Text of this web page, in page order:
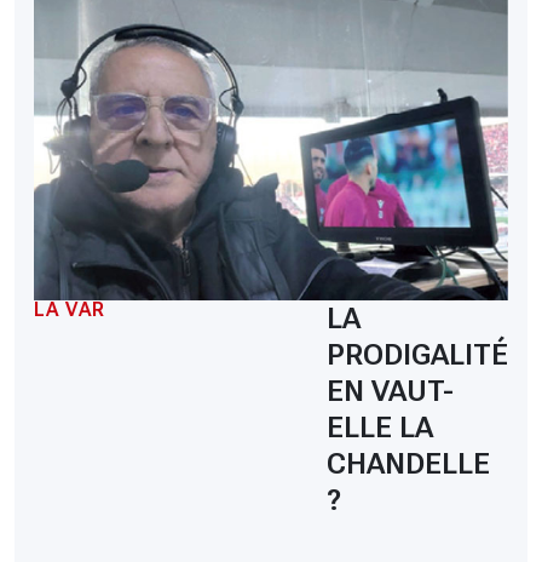
LA VAR
LA
PRODIGALITÉ
EN VAUT-
ELLE LA
CHANDELLE
?